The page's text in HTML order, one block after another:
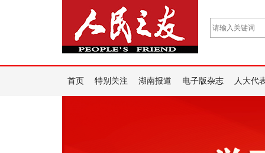
首页 特别关注 湖南报道 电子版杂志 人大代